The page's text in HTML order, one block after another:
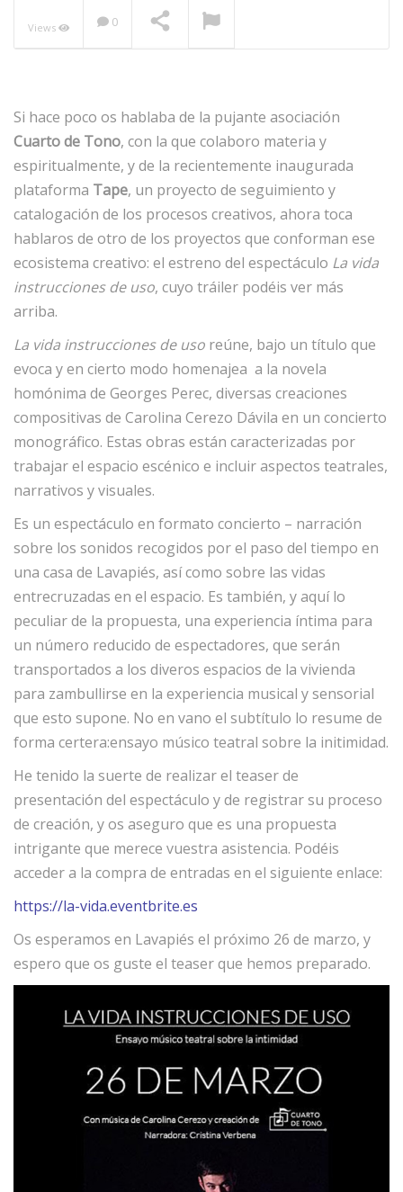
Views 0
Si hace poco os hablaba de la pujante asociación
Cuarto de Tono, con la que colaboro materia y
espiritualmente, y de la recientemente inaugurada
plataforma Tape, un proyecto de seguimiento y
catalogación de los procesos creativos, ahora toca
hablaros de otro de los proyectos que conforman ese
ecosistema creativo: el estreno del espectáculo La vida
instrucciones de uso, cuyo tráiler podéis ver más
arriba.
La vida instrucciones de uso reúne, bajo un título que
evoca y en cierto modo homenajea a la novela
homónima de Georges Perec, diversas creaciones
compositivas de Carolina Cerezo Dávila en un concierto
monográfico. Estas obras están caracterizadas por
trabajar el espacio escénico e incluir aspectos teatrales,
narrativos y visuales.
Es un espectáculo en formato concierto – narración
sobre los sonidos recogidos por el paso del tiempo en
una casa de Lavapiés, así como sobre las vidas
entrecruzadas en el espacio. Es también, y aquí lo
peculiar de la propuesta, una experiencia íntima para
un número reducido de espectadores, que serán
transportados a los diveros espacios de la vivienda
para zambullirse en la experiencia musical y sensorial
que esto supone. No en vano el subtítulo lo resume de
forma certera:ensayo músico teatral sobre la initimidad.
He tenido la suerte de realizar el teaser de
presentación del espectáculo y de registrar su proceso
de creación, y os aseguro que es una propuesta
intrigante que merece vuestra asistencia. Podéis
acceder a la compra de entradas en el siguiente enlace:
https://la-vida.eventbrite.es
Os esperamos en Lavapiés el próximo 26 de marzo, y
espero que os guste el teaser que hemos preparado.